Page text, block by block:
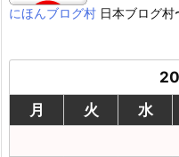
にほんブログ村 日本ブログ村
月
火 水